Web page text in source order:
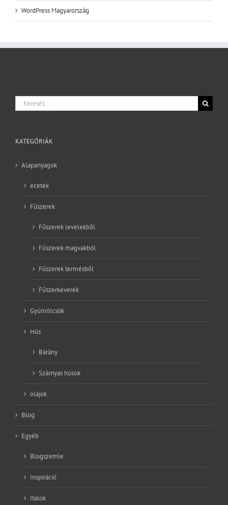
WordPress Magyarország
Keresés...
KATEGÓRIÁK
Alapanyagok
ecetek
Fűszerek
Fűszerek levelekből
Fűszerek magvakból
Fűszerek termésből
Fűszerkeverék
Gyümölcsök
Hús
Bárány
Szárnyas húsok
olajok
Blog
Egyéb
Blogszemle
Inspiráció
Italok